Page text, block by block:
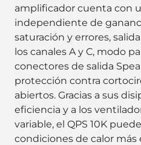
amplificador cuenta con
independiente de
saturación y errores,
los canales A y C, modo
conectores de salida
protección contra
abiertos. Gracias a sus
eficiencia y a los
variable, el QPS 10K
condiciones de calor más